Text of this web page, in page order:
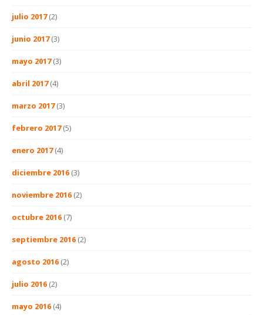
julio 2017(2)
junio 2017(3)
mayo 2017(3)
abril 2017(4)
marzo 2017(3)
febrero 2017(5)
enero 2017(4)
diciembre 2016 (3)
noviembre 2016 (2)
octubre 2016 (7)
septiembre 2016 (2)
agosto 2016 (2)
julio 2016 (2)
mayo 2016 (4)